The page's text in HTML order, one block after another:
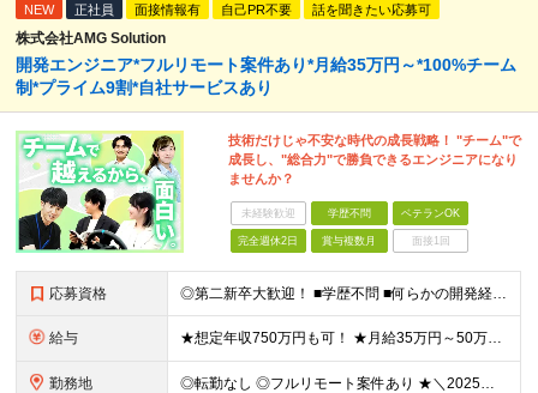
NEW 正社員 面接情報有 自己PR不要 話を聞きたい応募可
株式会社AMG Solution
開発エンジニア*フルリモート案件あり*月給35万円～*100%チーム
制*プライム9割*自社サービスあり
技術だけじゃ不安な時代の成長戦略！ "チーム"で
成長し、"総合力"で勝負できるエンジニアになり
ませんか？
未経験歓迎 学歴不問 ベテランOK
完全週休2日 賞与複数月 面接1回
応募資格 ◎第二新卒大歓迎！ ■学歴不問 ■何らかの開発経験またはプログラミングや保守・運用のご経験 ※言語や経験年数は不問 ＜こんな方にピッタリです＞ □ 上流のスキルを身につけたい □ 技術以外のスキルを
給与 ★想定年収750万円も可！ ★月給35万円～50万円＋賞与年2回（賞与昨年実績3.2ヶ月）＋各種手当＋住宅手当あり(最大1万5千円) ※経験やスキルを考慮して決定します。 ※上記月給には一律支給の住
勤務地 ◎転勤なし ◎フルリモート案件あり ★＼2025年10月20日にNEWオフィス移転／★ ━━━━━━━━━━━━━━━━━━━━━━ AMG Solutionは、日本橋大伝馬町に移転！ 移転に向けて